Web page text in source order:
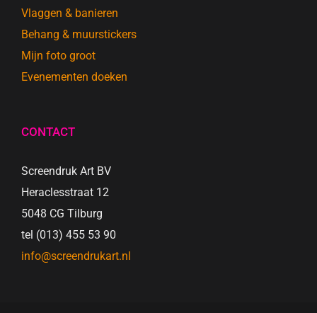
Vlaggen & banieren
Behang & muurstickers
Mijn foto groot
Evenementen doeken
CONTACT
Screendruk Art BV
Heraclesstraat 12
5048 CG Tilburg
tel (013) 455 53 90
info@screendrukart.nl